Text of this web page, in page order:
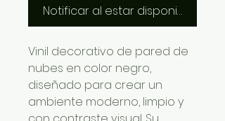
Notificar al estar disponible
Vinil decorativo de pared de
nubes en color negro,
diseñado para crear un
ambiente moderno, limpio y